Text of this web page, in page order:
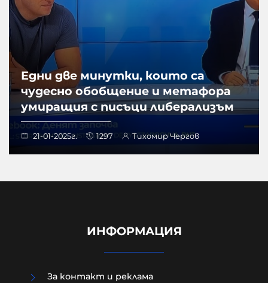
Едни две минутки, които са
чудесно обобщение и метафора
умиращия с писъци либерализъм
21-01-2025г. 1297 Тихомир Чергов
ИНФОРМАЦИЯ
За контакт и реклама